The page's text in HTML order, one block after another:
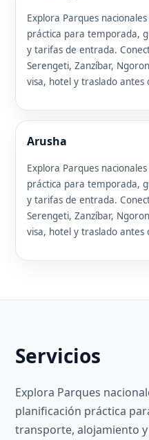
Explora Parques
práctica para temporada,
y tarifas de entrada.
Serengeti, Zanzíbar,
visa, hotel y traslado antes
Arusha
Explora Parques
práctica para temporada,
y tarifas de entrada.
Serengeti, Zanzíbar,
visa, hotel y traslado antes
Servicios
Explora Parques
planificación práctica
transporte, alojamiento